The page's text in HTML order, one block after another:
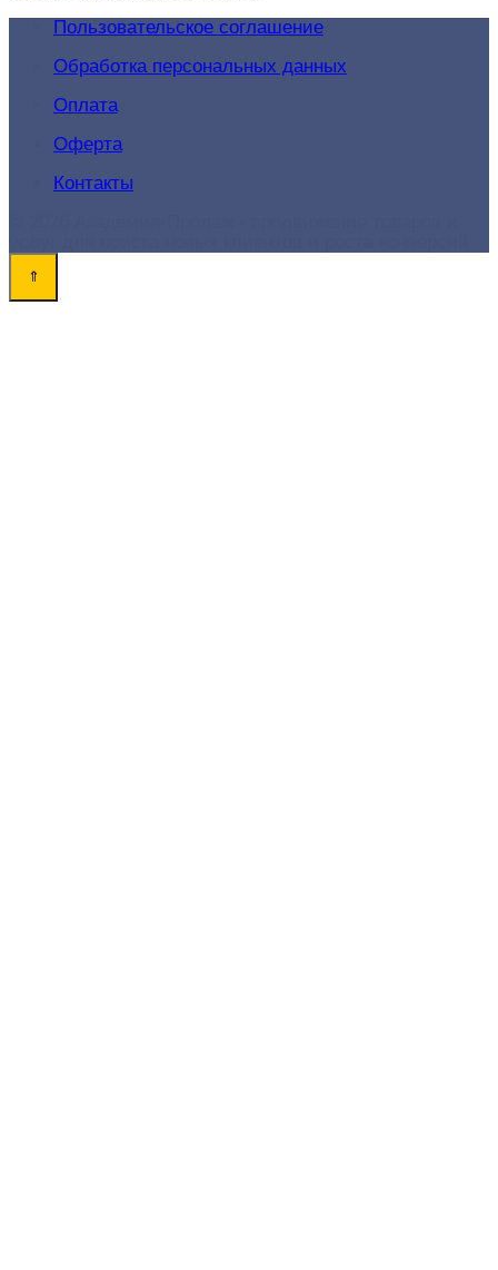
Пользовательское соглашение
Обработка персональных данных
Оплата
Оферта
Контакты